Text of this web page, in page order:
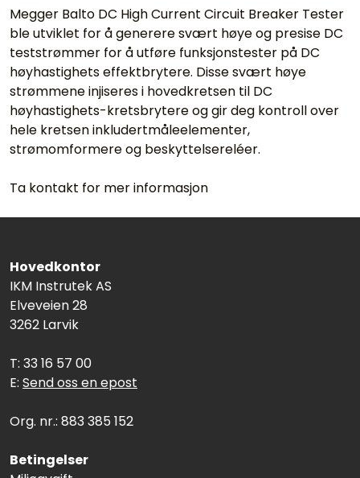
Megger Balto DC High Current Circuit Breaker Tester
ble utviklet for å generere svært høye og presise DC
teststrømmer for å utføre funksjonstester på DC
høyhastighets effektbrytere. Disse svært høye
strømmene injiseres i hovedkretsen til DC
høyhastighets-kretsbrytere og gir deg kontroll over
hele kretsen inkludertmåleelementer,
strømomformere og beskyttelsereléer.
Ta kontakt for mer informasjon
Hovedkontor
IKM Instrutek AS
Elveveien 28
3262 Larvik
T: 33 16 57 00
E: Send oss en epost
Org. nr.: 883 385 152
Betingelser